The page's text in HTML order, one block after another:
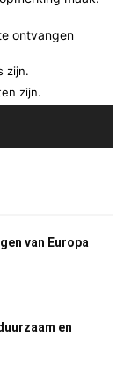
ontvangen
zijn.
zijn.
van Europa
en